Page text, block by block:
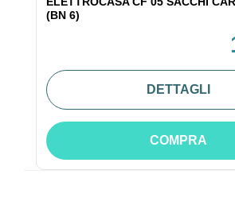
(BN 6)
DETTAGLI
COMPRA